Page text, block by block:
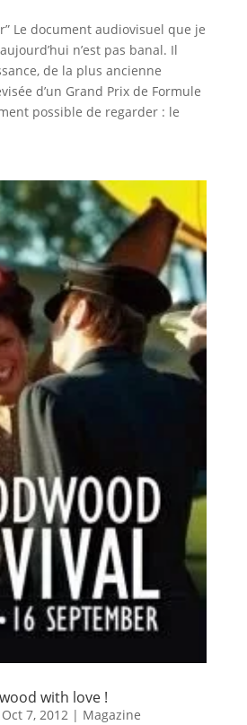
Le document audiovisuel que je
n’est pas banal. Il
de la plus ancienne
d’un Grand Prix de Formule
possible de regarder : le
with love !
Oct 7, 2012| Magazine